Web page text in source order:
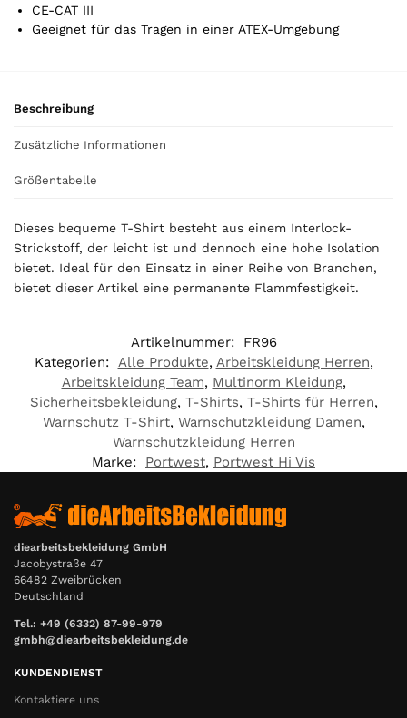
s
,
0
€
CE-CAT III
Geeignet für das Tragen in einer ATEX-Umgebung
Beschreibung
Zusätzliche Informationen
Größentabelle
Dieses bequeme T-Shirt besteht aus einem Interlock-
Strickstoff, der leicht ist und dennoch eine hohe Isolation
bietet. Ideal für den Einsatz in einer Reihe von Branchen,
bietet dieser Artikel eine permanente Flammfestigkeit.
Artikelnummer:
FR96
Kategorien: Alle Produkte, Arbeitskleidung Herren,
Arbeitskleidung Team, Multinorm Kleidung,
Sicherheitsbekleidung, T-Shirts, T-Shirts für Herren,
Warnschutz T-Shirt, Warnschutzkleidung Damen,
Warnschutzkleidung Herren
Marke:
Portwest, Portwest Hi Vis
diearbeitsbekleidung GmbH
Jacobystraße 47
66482 Zweibrücken
Deutschland
Tel.: +49 (6332) 87-99-979
gmbh@diearbeitsbekleidung.de
KUNDENDIENST
Kontaktiere uns